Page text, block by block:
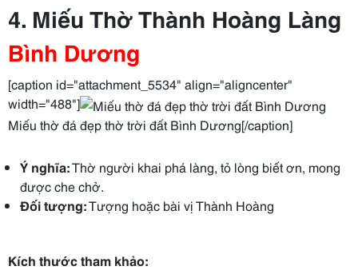
4. Miếu Thờ Thành Hoàng Làng
Bình Dương
[caption id="attachment_5534" align="aligncenter"
width="488"]
Miếu thờ đá đẹp thờ trời đất Bình Dương[/caption]
Ý nghĩa:Thờ người khai phá làng, tỏ lòng biết ơn, mong
được che chở.
Đối tượng:Tượng hoặc bài vị Thành Hoàng
Kích thước tham khảo: